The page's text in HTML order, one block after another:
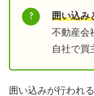
囲い込み
不動産会
自社で買
囲い込みが行われる